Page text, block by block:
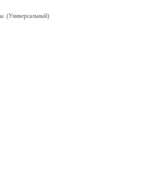
(Универсальный)